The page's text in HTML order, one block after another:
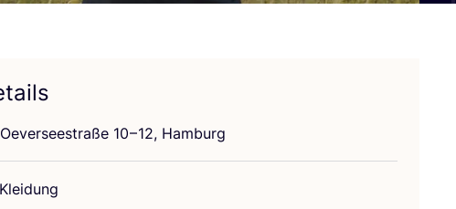
Oever­see­stra­ße 10–12, Hamburg
Klei­dung